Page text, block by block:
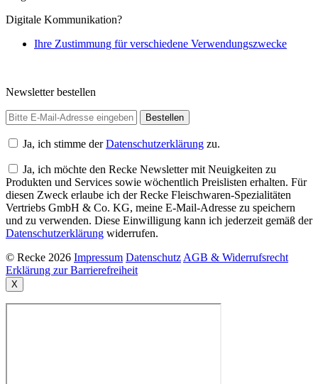
Digitale Kommunikation?
Ihre Zustimmung für verschiedene Verwendungszwecke
Newsletter bestellen
Ja, ich stimme derDatenschutzerklärung zu.
Ja, ich möchte den Recke Newsletter mit Neuigkeiten zu
Produkten und Services sowie wöchentlich Preislisten erhalten. Für
diesen Zweck erlaube ich der Recke Fleischwaren-Spezialitäten
Vertriebs GmbH & Co. KG, meine E-Mail-Adresse zu speichern
und zu verwenden. Diese Einwilligung kann ich jederzeit gemäß der
Datenschutzerklärung widerrufen.
© Recke 2026 Impressum Datenschutz AGB & Widerrufsrecht
Erklärung zur Barrierefreiheit
X